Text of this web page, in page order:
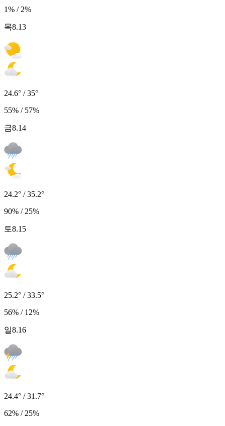
1% / 2%
목8.13
24.6° / 35°
55% / 57%
금8.14
24.2° / 35.2°
90% / 25%
토8.15
25.2° / 33.5°
56% / 12%
일8.16
24.4° / 31.7°
62% / 25%